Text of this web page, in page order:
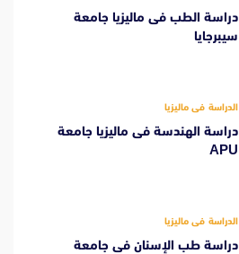
دراسة الطب فى ماليزيا جامعة
سيبرجايا
الدراسة فى ماليزيا
دراسة الهندسة فى ماليزيا جامعة
APU
الدراسة فى ماليزيا
دراسة طب الإسنان فى جامعة